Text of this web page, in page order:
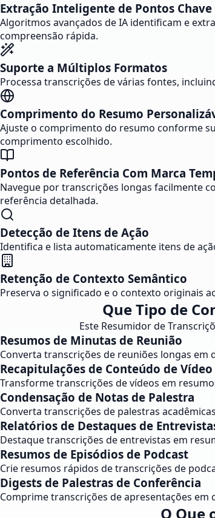
Extração Inteligente de Pontos Chave
Algoritmos avançados de IA identificam e
compreensão rápida.
Suporte a Múltiplos Formatos
Processa transcrições de várias fontes,
Comprimento do Resumo
Ajuste o comprimento do resumo conforme
comprimento escolhido.
Pontos de Referência Com Marca
Navegue por transcrições longas facilmente
referência detalhada.
Detecção de Itens de Ação
Identifica e lista automaticamente itens de
Retenção de Contexto Semântico
Preserva o significado e o contexto originais
Que Tipo de
Este Resumidor de
Resumos de Minutas de Reunião
Converta transcrições de reuniões longas em
Recapitulações de Conteúdo de Vídeo
Transforme transcrições de vídeos em
Condensação de Notas de Palestra
Converta transcrições de palestras
Relatórios de Destaques de
Destaque transcrições de entrevistas em
Resumos de Episódios de Podcast
Crie resumos rápidos de transcrições de
Digests de Palestras de Conferência
Comprime transcrições de apresentações
O Que